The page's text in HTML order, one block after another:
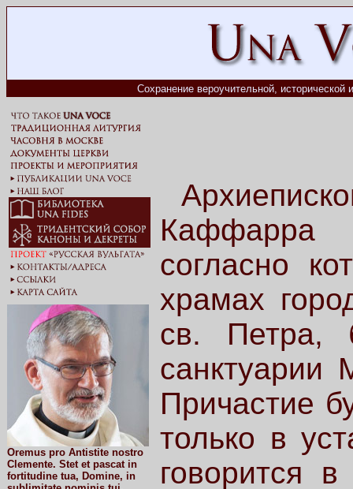
Сохранение вероучительной, исторической
Oremus pro Antistite nostro
Clemente. Stet et pascat in
fortitudine tua, Domine, in
Каффарра
согласно
храмах
св. Петра,
Причастие
только в
говорится